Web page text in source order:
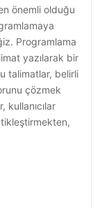
önemli olduğu
Programlama
yazılarak bir
talimatlar, belirli
çözmek
kullanıcılar